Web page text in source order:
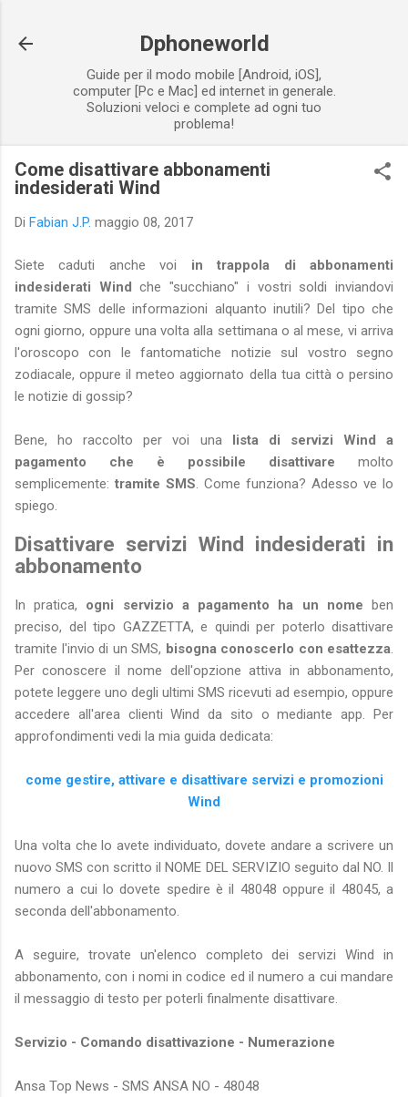
Dphoneworld
Guide per il modo mobile [Android, iOS],
computer [Pc e Mac] ed internet in generale.
Soluzioni veloci e complete ad ogni tuo
problema!
Come disattivare abbonamenti
indesiderati Wind
Di Fabian J.P. maggio 08, 2017
Siete caduti anche voi in trappola di abbonamenti
indesiderati Wind che "succhiano" i vostri soldi inviandovi
tramite SMS delle informazioni alquanto inutili? Del tipo che
ogni giorno, oppure una volta alla settimana o al mese, vi arriva
l'oroscopo con le fantomatiche notizie sul vostro segno
zodiacale, oppure il meteo aggiornato della tua città o persino
le notizie di gossip?
Bene, ho raccolto per voi una lista di servizi Wind a
pagamento che è possibile disattivare molto
semplicemente: tramite SMS . Come funziona? Adesso ve lo
spiego.
Disattivare servizi Wind indesiderati in
abbonamento
In pratica, ogni servizio a pagamento ha un nome ben
preciso, del tipo GAZZETTA, e quindi per poterlo disattivare
tramite l'invio di un SMS, bisogna conoscerlo con esattezza.
Per conoscere il nome dell'opzione attiva in abbonamento,
potete leggere uno degli ultimi SMS ricevuti ad esempio, oppure
accedere all'area clienti Wind da sito o mediante app. Per
approfondimenti vedi la mia guida dedicata:
come gestire, attivare e disattivare servizi e promozioni
Wind
Una volta che lo avete individuato, dovete andare a scrivere un
nuovo SMS con scritto il NOME DEL SERVIZIO seguito dal NO. Il
numero a cui lo dovete spedire è il 48048 oppure il 48045, a
seconda dell'abbonamento.
A seguire, trovate un'elenco completo dei servizi Wind in
abbonamento, con i nomi in codice ed il numero a cui mandare
il messaggio di testo per poterli finalmente disattivare.
Servizio - Comando disattivazione - Numerazione
Ansa Top News - SMS ANSA NO - 48048